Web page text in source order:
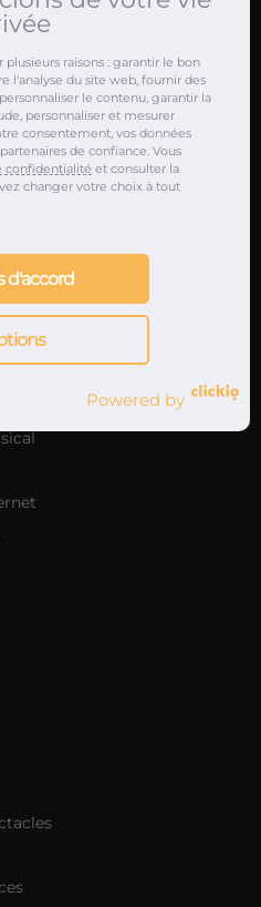
Europe
raisons : garantir le bon
l'analyse du site web, fournir des
le contenu, garantir la
personnaliser et mesurer
consentement, vos données
de confiance. Vous
confidentialité et consulter la
changer votre choix à tout
d'accord
Powered by